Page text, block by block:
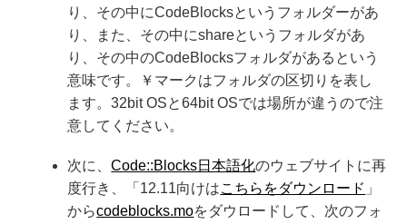
り、その中にCodeBlocksというフォルダーがあ
り、また、その中にshareというフォルダがあ
り、その中のCodeBlocksフォルダがあるという
意味です。￥マークはフォルダの区切りを表し
ます。32bit OSと64bit OSでは場所が違うので注
意してください。
次に、Code::Blocks日本語化のウェブサイトに再
度行き、「12.11向けはこちらをダウンロード 」
からcodeblocks.moをダウロードして、次のフォ